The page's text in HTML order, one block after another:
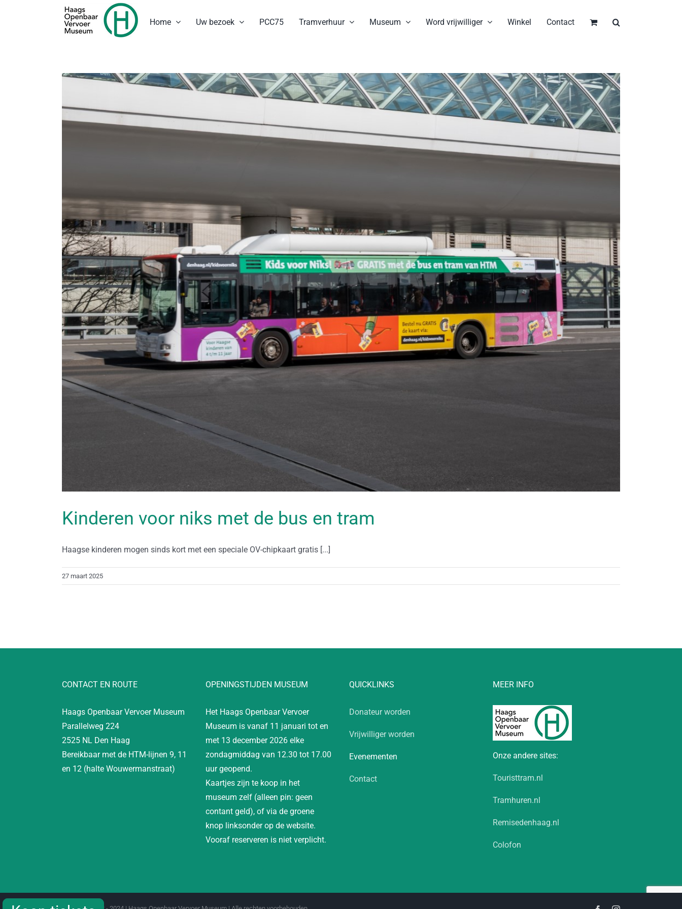
Home Uw bezoek PCC75 Tramverhuur Museum Word vrijwilliger Winkel Contact
Kinderen voor niks met de bus en tram
Haagse kinderen mogen sinds kort met een speciale OV-chipkaart gratis [...]
27 maart 2025
CONTACT EN ROUTE
Haags Openbaar Vervoer Museum
Parallelweg 224
2525 NL Den Haag
Bereikbaar met de HTM-lijnen 9, 11
en 12 (halte Wouwermanstraat)
OPENINGSTIJDEN MUSEUM
Het Haags Openbaar Vervoer
Museum is vanaf 11 januari tot en
met 13 december 2026 elke
zondagmiddag van 12.30 tot 17.00
uur geopend.
Kaartjes zijn te koop in het
museum zelf (alleen pin: geen
contant geld), of via de groene
knop linksonder op de website.
Vooraf reserveren is niet verplicht.
QUICKLINKS
Donateur worden
Vrijwilliger worden
Evenementen
Contact
MEER INFO
Onze andere sites:
Touristtram.nl
Tramhuren.nl
Remisedenhaag.nl
Colofon